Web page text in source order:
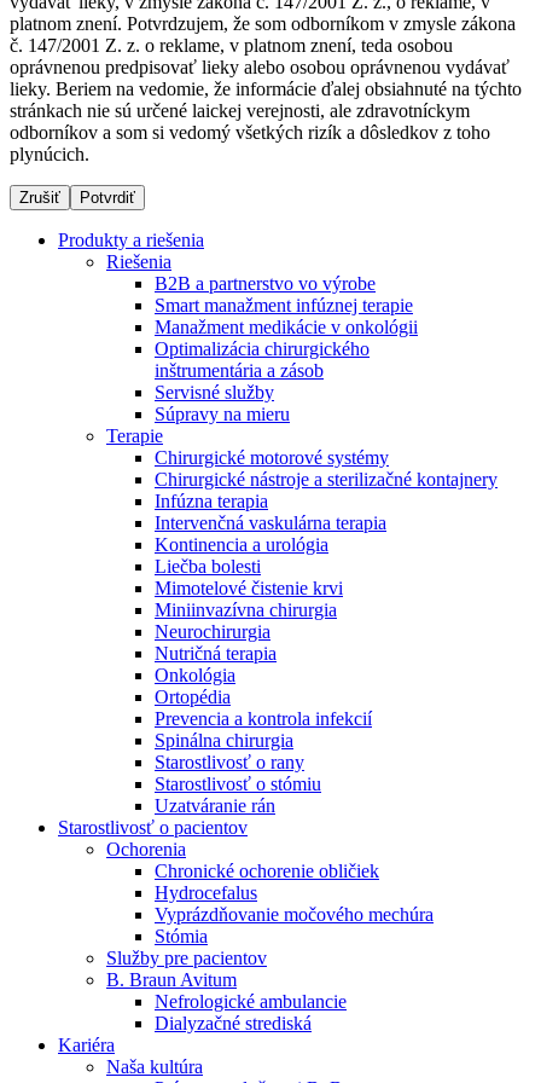
Produktový katalóg​
Objavte naše produkty. ​Navštívte produktový katalóg B.
Braun​ s našim kompletným produktovým portfóliom.​
Dialyzačné strediská
B. Braun Avitum poskytuje kvalitnú dialyzačnú starostlivosť
vo všetkých svojich strediskách na Slovensku. Viac
Nefrologické ambulancie
V nefrologických ambulanciách prevádzkujeme poradenstvo
a prípravu pacientov k jednotlivým metódam náhrady funkcie
obličiek. Zvoľte si mesto, ktoré potrebujete a navštívte nás.
Zostaňte v dialógu s B. Braun. Kontaktujte nás.
platnom znení. Potvrdzujem, že som odborníkom v zmysle zákona
č. 147/2001 Z. z. o reklame, v platnom znení, teda osobou
oprávnenou predpisovať lieky alebo osobou oprávnenou vydávať
lieky. Beriem na vedomie, že informácie ďalej obsiahnuté na týchto
stránkach nie sú určené laickej verejnosti, ale zdravotníckym
odborníkov a som si vedomý všetkých rizík a dôsledkov z toho
plynúcich.
Zrušiť Potvrdiť
Produkty a riešenia
Riešenia
B2B a partnerstvo vo výrobe
Smart manažment infúznej terapie
Manažment medikácie v onkológii
Optimalizácia chirurgického
inštrumentária a zásob
Servisné služby
Súpravy na mieru
Terapie
Chirurgické motorové systémy
Chirurgické nástroje a sterilizačné kontajnery
Infúzna terapia
Intervenčná vaskulárna terapia
Kontinencia a urológia
Liečba bolesti
Mimotelové čistenie krvi
Miniinvazívna chirurgia
Neurochirurgia
Nutričná terapia
Onkológia
Ortopédia
Prevencia a kontrola infekcií
Spinálna chirurgia
Starostlivosť o rany
Starostlivosť o stómiu
Uzatváranie rán
Starostlivosť o pacientov
Ochorenia
Chronické ochorenie obličiek
Hydrocefalus
Vyprázdňovanie močového mechúra
Stómia
Služby pre pacientov
B. Braun Avitum
Nefrologické ambulancie
Dialyzačné strediská
Kariéra
Naša kultúra